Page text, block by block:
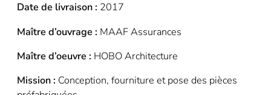
Date de livraison : 2017
Maître d’ouvrage : MAAF Assurances
Maître d’oeuvre : HOBO Architecture
Mission : Conception, fourniture et pose des pièces